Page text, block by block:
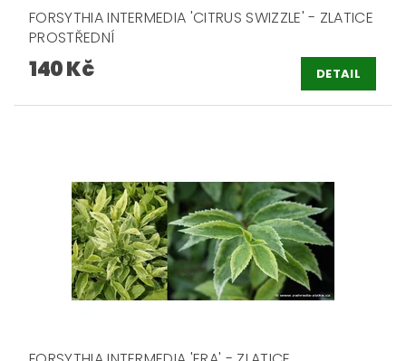
FORSYTHIA INTERMEDIA 'CITRUS SWIZZLE' - ZLATICE
PROSTŘEDNÍ
140 Kč DETAIL